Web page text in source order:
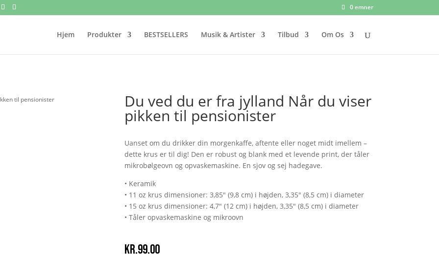
0 emner
Hjem Produkter BESTSELLERS Musik & Artister Tilbud Om Os
til pensionister Du ved du er fra jylland Når du viser
pikken til pensionister
Uanset om du drikker din morgenkaffe, aftente eller noget midt imellem –
dette krus er til dig! Den er robust og blank med et levende print, der tåler
mikrobølgeovn og opvaskemaskine. En sjov og sej hadegave.
• Keramik
• 11 oz krus dimensioner: 3,85" (9,8 cm) i højden, 3,35" (8,5 cm) i diameter
• 15 oz krus dimensioner: 4,7" (12 cm) i højden, 3,35" (8,5 cm) i diameter
• Tåler opvaskemaskine og mikroovn
kr.99.00